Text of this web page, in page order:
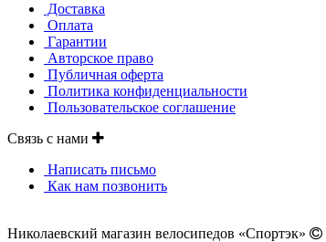
Доставка
Оплата
Гарантии
Авторское право
Публичная оферта
Политика конфиденциальности
Пользовательское соглашение
Связь с нами
Написать письмо
Как нам позвонить
Николаевский магазин велосипедов «Спортэк»